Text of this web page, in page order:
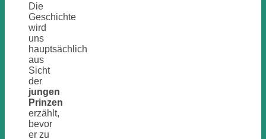
Die
Geschichte
wird
uns
hauptsächlich
aus
Sicht
der
jungen
Prinzen
erzählt,
bevor
er zu